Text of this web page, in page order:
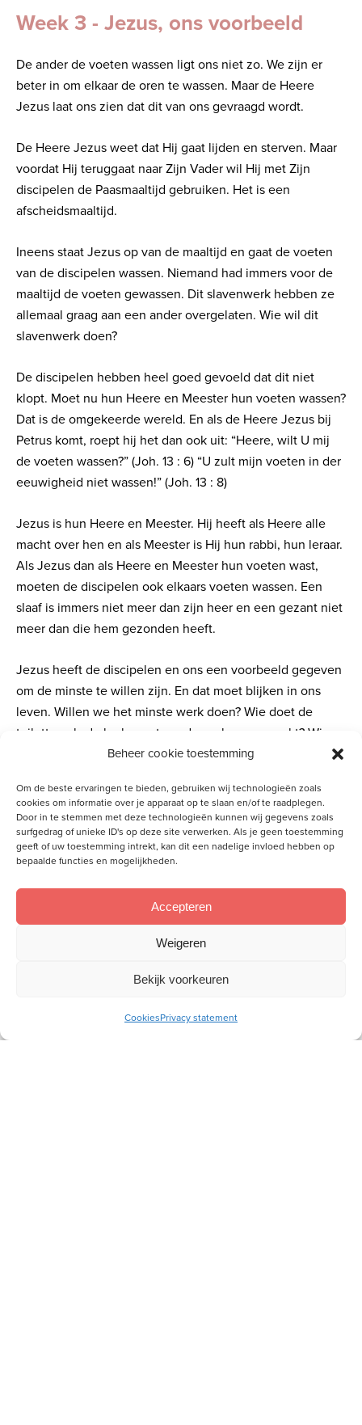
Beheer cookie toestemming
Om de beste ervaringen te bieden, gebruiken wij technologieën zoals
cookies om informatie over je apparaat op te slaan en/of te raadplegen.
Door in te stemmen met deze technologieën kunnen wij gegevens zoals
surfgedrag of unieke ID's op deze site verwerken. Als je geen toestemming
geeft of uw toestemming intrekt, kan dit een nadelige invloed hebben op
bepaalde functies en mogelijkheden.
Accepteren
Weigeren
Bekijk voorkeuren
CookiesPrivacy statement
Week 3 - Jezus, ons voorbeeld
De ander de voeten wassen ligt ons niet zo. We zijn er
beter in om elkaar de oren te wassen. Maar de Heere
Jezus laat ons zien dat dit van ons gevraagd wordt.
De Heere Jezus weet dat Hij gaat lijden en sterven. Maar
voordat Hij teruggaat naar Zijn Vader wil Hij met Zijn
discipelen de Paasmaaltijd gebruiken. Het is een
afscheidsmaaltijd.
Ineens staat Jezus op van de maaltijd en gaat de voeten
van de discipelen wassen. Niemand had immers voor de
maaltijd de voeten gewassen. Dit slavenwerk hebben ze
allemaal graag aan een ander overgelaten. Wie wil dit
slavenwerk doen?
De discipelen hebben heel goed gevoeld dat dit niet
klopt. Moet nu hun Heere en Meester hun voeten wassen?
Dat is de omgekeerde wereld. En als de Heere Jezus bij
Petrus komt, roept hij het dan ook uit: “Heere, wilt U mij
de voeten wassen?” (Joh. 13 : 6) “U zult mijn voeten in der
eeuwigheid niet wassen!” (Joh. 13 : 8)
Jezus is hun Heere en Meester. Hij heeft als Heere alle
macht over hen en als Meester is Hij hun rabbi, hun leraar.
Als Jezus dan als Heere en Meester hun voeten wast,
moeten de discipelen ook elkaars voeten wassen. Een
slaaf is immers niet meer dan zijn heer en een gezant niet
meer dan die hem gezonden heeft.
Jezus heeft de discipelen en ons een voorbeeld gegeven
om de minste te willen zijn. En dat moet blijken in ons
leven. Willen we het minste werk doen? Wie doet de
toiletten als de kerk moet worden schoongemaakt? Wie
vraagt dat zwak sociale gezin op de koffie?
“Als je deze dingen weet, zalig ben je als je ze doet.” (Joh.
13 : 17) Jakobus noemt het geloof zonder werken dood. En
in het laatste oordeel zullen de rechtvaardigen Hem
antwoorden: “Heere, wanneer hebben wij U hongerig
gegeven? Wanneer hebben wij U als een vreemdeling
gezien en gastvrij onthaald, of naakt en hebben U
gekleed? Wanneer hebben wij U ziek gezien of in de
antwoorden: Voorwaar, Ik zeg u: voor zover u dit voor een
dat voor Mij gedaan.” (Mat. 25 : 38, 39)